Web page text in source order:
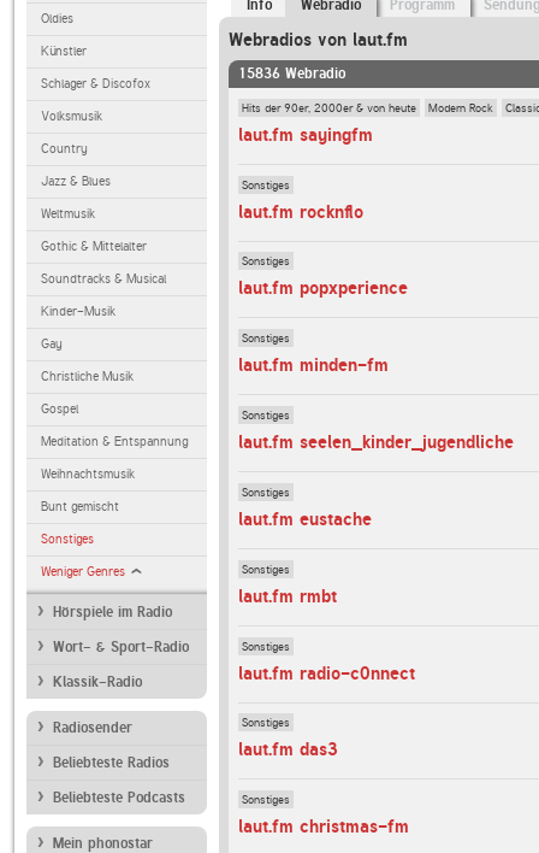
Oldies
Künstler
Schlager & Discofox
Volksmusik
Country
Jazz & Blues
Weltmusik
Gothic & Mittelalter
Soundtracks & Musical
Kinder-Musik
Gay
Christliche Musik
Gospel
Meditation & Entspannung
Weihnachtsmusik
Bunt gemischt
Sonstiges
Weniger Genres
Hörspiele im Radio
Wort- & Sport-Radio
Klassik-Radio
Radiosender
Beliebteste Radios
Beliebteste Podcasts
Mein phonostar
Info Webradio Programm
Webradios von laut.fm
15836 Webradio
Hits der 90er, 2000er & von heute Modern Rock
laut.fm sayingfm
Sonstiges
laut.fm rocknflo
Sonstiges
laut.fm popxperience
Sonstiges
laut.fm minden-fm
Sonstiges
laut.fm seelen_kinder_jugendliche
Sonstiges
laut.fm eustache
Sonstiges
laut.fm rmbt
Sonstiges
laut.fm radio-c0nnect
Sonstiges
laut.fm das3
Sonstiges
laut.fm christmas-fm